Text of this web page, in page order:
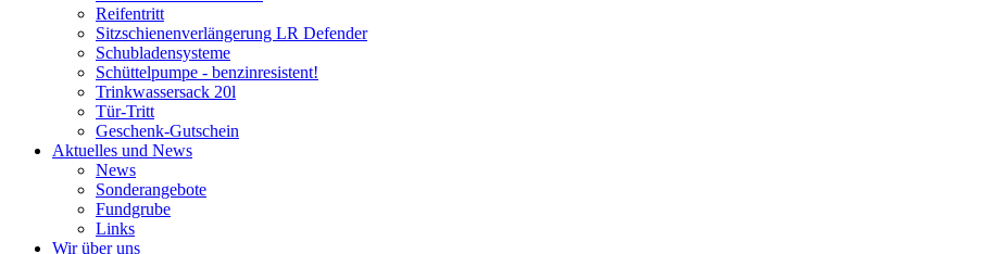
Reifentritt
Sitzschienenverlängerung LR Defender
Schubladensysteme
Schüttelpumpe - benzinresistent!
Trinkwassersack 20l
Tür-Tritt
Geschenk-Gutschein
Aktuelles und News
News
Sonderangebote
Fundgrube
Links
Wir über uns